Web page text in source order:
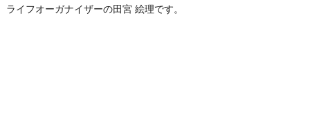
ライフオーガナイザーの田宮 絵理です。